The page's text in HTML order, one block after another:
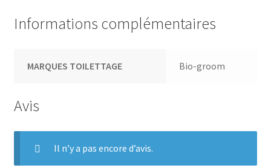
Informations complémentaires
MARQUES TOILETTAGE Bio-groom
Avis
Il n’y a pas encore d’avis.